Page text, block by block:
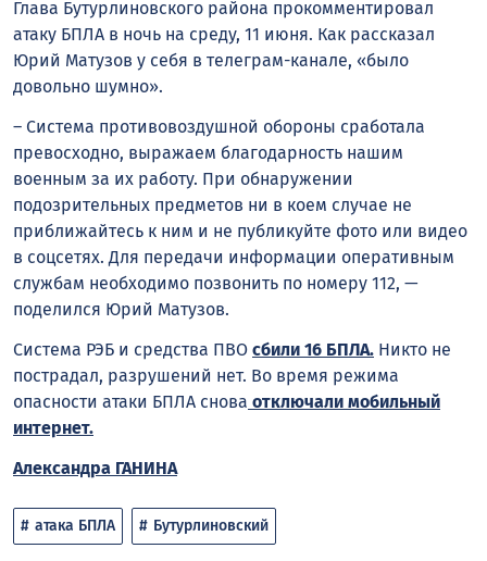
Глава Бутурлиновского района прокомментировал
атаку БПЛА в ночь на среду, 11 июня. Как рассказал
Юрий Матузов у себя в телеграм-канале, «было
довольно шумно».
– Система противовоздушной обороны сработала
превосходно, выражаем благодарность нашим
военным за их работу. При обнаружении
подозрительных предметов ни в коем случае не
приближайтесь к ним и не публикуйте фото или видео
в соцсетях. Для передачи информации оперативным
службам необходимо позвонить по номеру 112, —
поделился Юрий Матузов.
Система РЭБ и средства ПВО сбили 16 БПЛА. Никто не
пострадал, разрушений нет. Во время режима
опасности атаки БПЛА снова отключали мобильный
интернет.
Александра ГАНИНА
атака БПЛА Бутурлиновский